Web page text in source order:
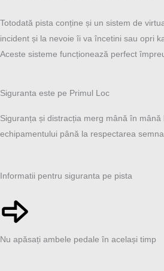
Totodată pista conține și un sistem de
incident și la nevoie îi va încetini sau opri
Aceste sisteme funcționează perfect
Siguranta este pe Primul Loc
Siguranța și distracția merg mână în
echipamentului până la respectarea
Informatii pentru siguranta pe pista
Nu apăsați ambele pedale în același timp